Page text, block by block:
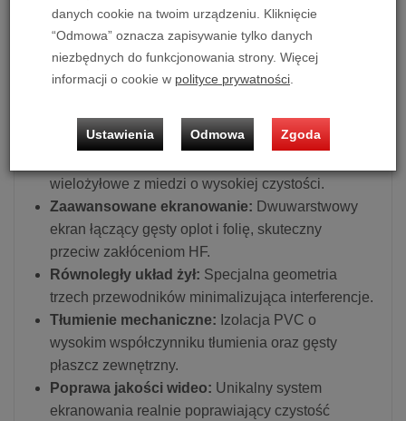
wymagających komponentach hi-fi oraz systemach
audiowizualnych, gdzie stabilność i czystość
dostarczanej energii mają bezpośrednie przełożenie
na finalną jakość reprodukowanego dźwięku i
Główne cechy:
wielożyłowe z miedzi o wysokiej czystości.
Zaawansowane ekranowanie: Dwuwarstwowy
ekran łączący gęsty oplot i folię, skuteczny
przeciw zakłóceniom HF.
Równoległy układ żył: Specjalna geometria
trzech przewodników minimalizująca interferencje.
Tłumienie mechaniczne: Izolacja PVC o
wysokim współczynniku tłumienia oraz gęsty
płaszcz zewnętrzny.
Poprawa jakości wideo: Unikalny system
ekranowania realnie poprawiający czystość
danych cookie na twoim urządzeniu. Kliknięcie
“Odmowa” oznacza zapisywanie tylko danych
niezbędnych do funkcjonowania strony. Więcej
informacji o cookie w polityce prywatności.
Ustawienia Odmowa Zgoda